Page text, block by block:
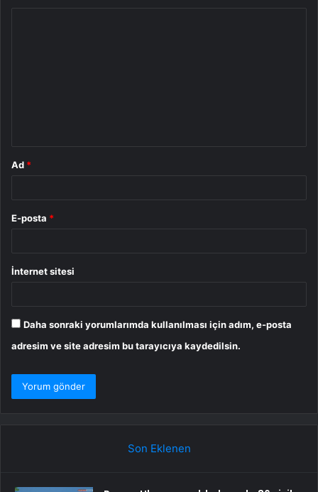
Ad *
E-posta *
İnternet sitesi
Daha sonraki yorumlarımda kullanılması için adım, e-posta
adresim ve site adresim bu tarayıcıya kaydedilsin.
Son Eklenen